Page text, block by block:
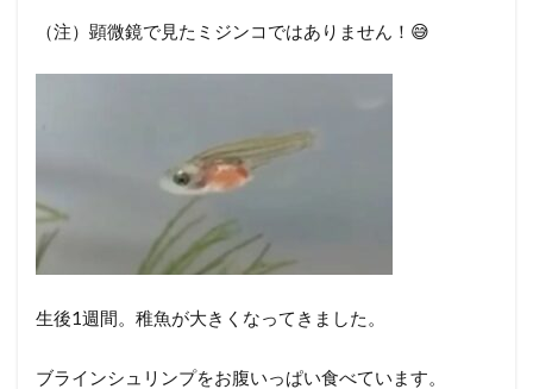
（注）顕微鏡で見たミジンコではありません！😅
生後1週間。稚魚が大きくなってきました。
ブラインシュリンプをお腹いっぱい食べています。